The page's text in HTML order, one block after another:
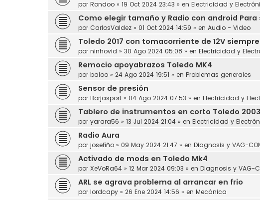
por Rondoo » 19 Oct 2024 23:43 » en Electricidad y
Como elegir tamaño y Radio con android Para
por CarlosValdez » 01 Oct 2024 14:59 » en Audio - Video
Toledo 2017 con tomacorriente de 12V
por ninhovid » 30 Ago 2024 05:08 » en Electricidad y
Remocio apoyabrazos Toledo MK4
por baloo » 24 Ago 2024 19:51 » en Problemas generales
Sensor de presión
por Borjasport » 04 Ago 2024 07:53 » en Electricidad y
Tablero de instrumentos en corto Toledo 2003
por yarara56 » 13 Jul 2024 21:04 » en Electricidad y
Radio Aura
por josefiño » 09 May 2024 21:47 » en Diagnosis y VAG-
Activado de mods en Toledo Mk4
por XeVoRa64 » 12 Mar 2024 09:03 » en Diagnosis y VAG-
ARL se agrava problema al arrancar en frio
por lordcapy » 26 Ene 2024 14:56 » en Mecánica